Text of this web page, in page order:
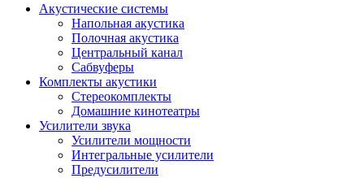
Акустические системы
Напольная акустика
Полочная акустика
Центральный канал
Сабвуферы
Комплекты акустики
Стереокомплекты
Домашние кинотеатры
Усилители звука
Усилители мощности
Интегральные усилители
Предусилители